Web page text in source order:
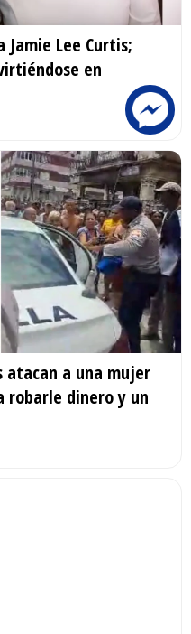
Jamie Lee Curtis;
en
atacan a una mujer
robarle dinero y un